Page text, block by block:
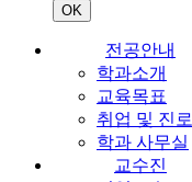
OK
전공안내
학과소개
교육목표
취업 및 진로
학과 사무실
교수진